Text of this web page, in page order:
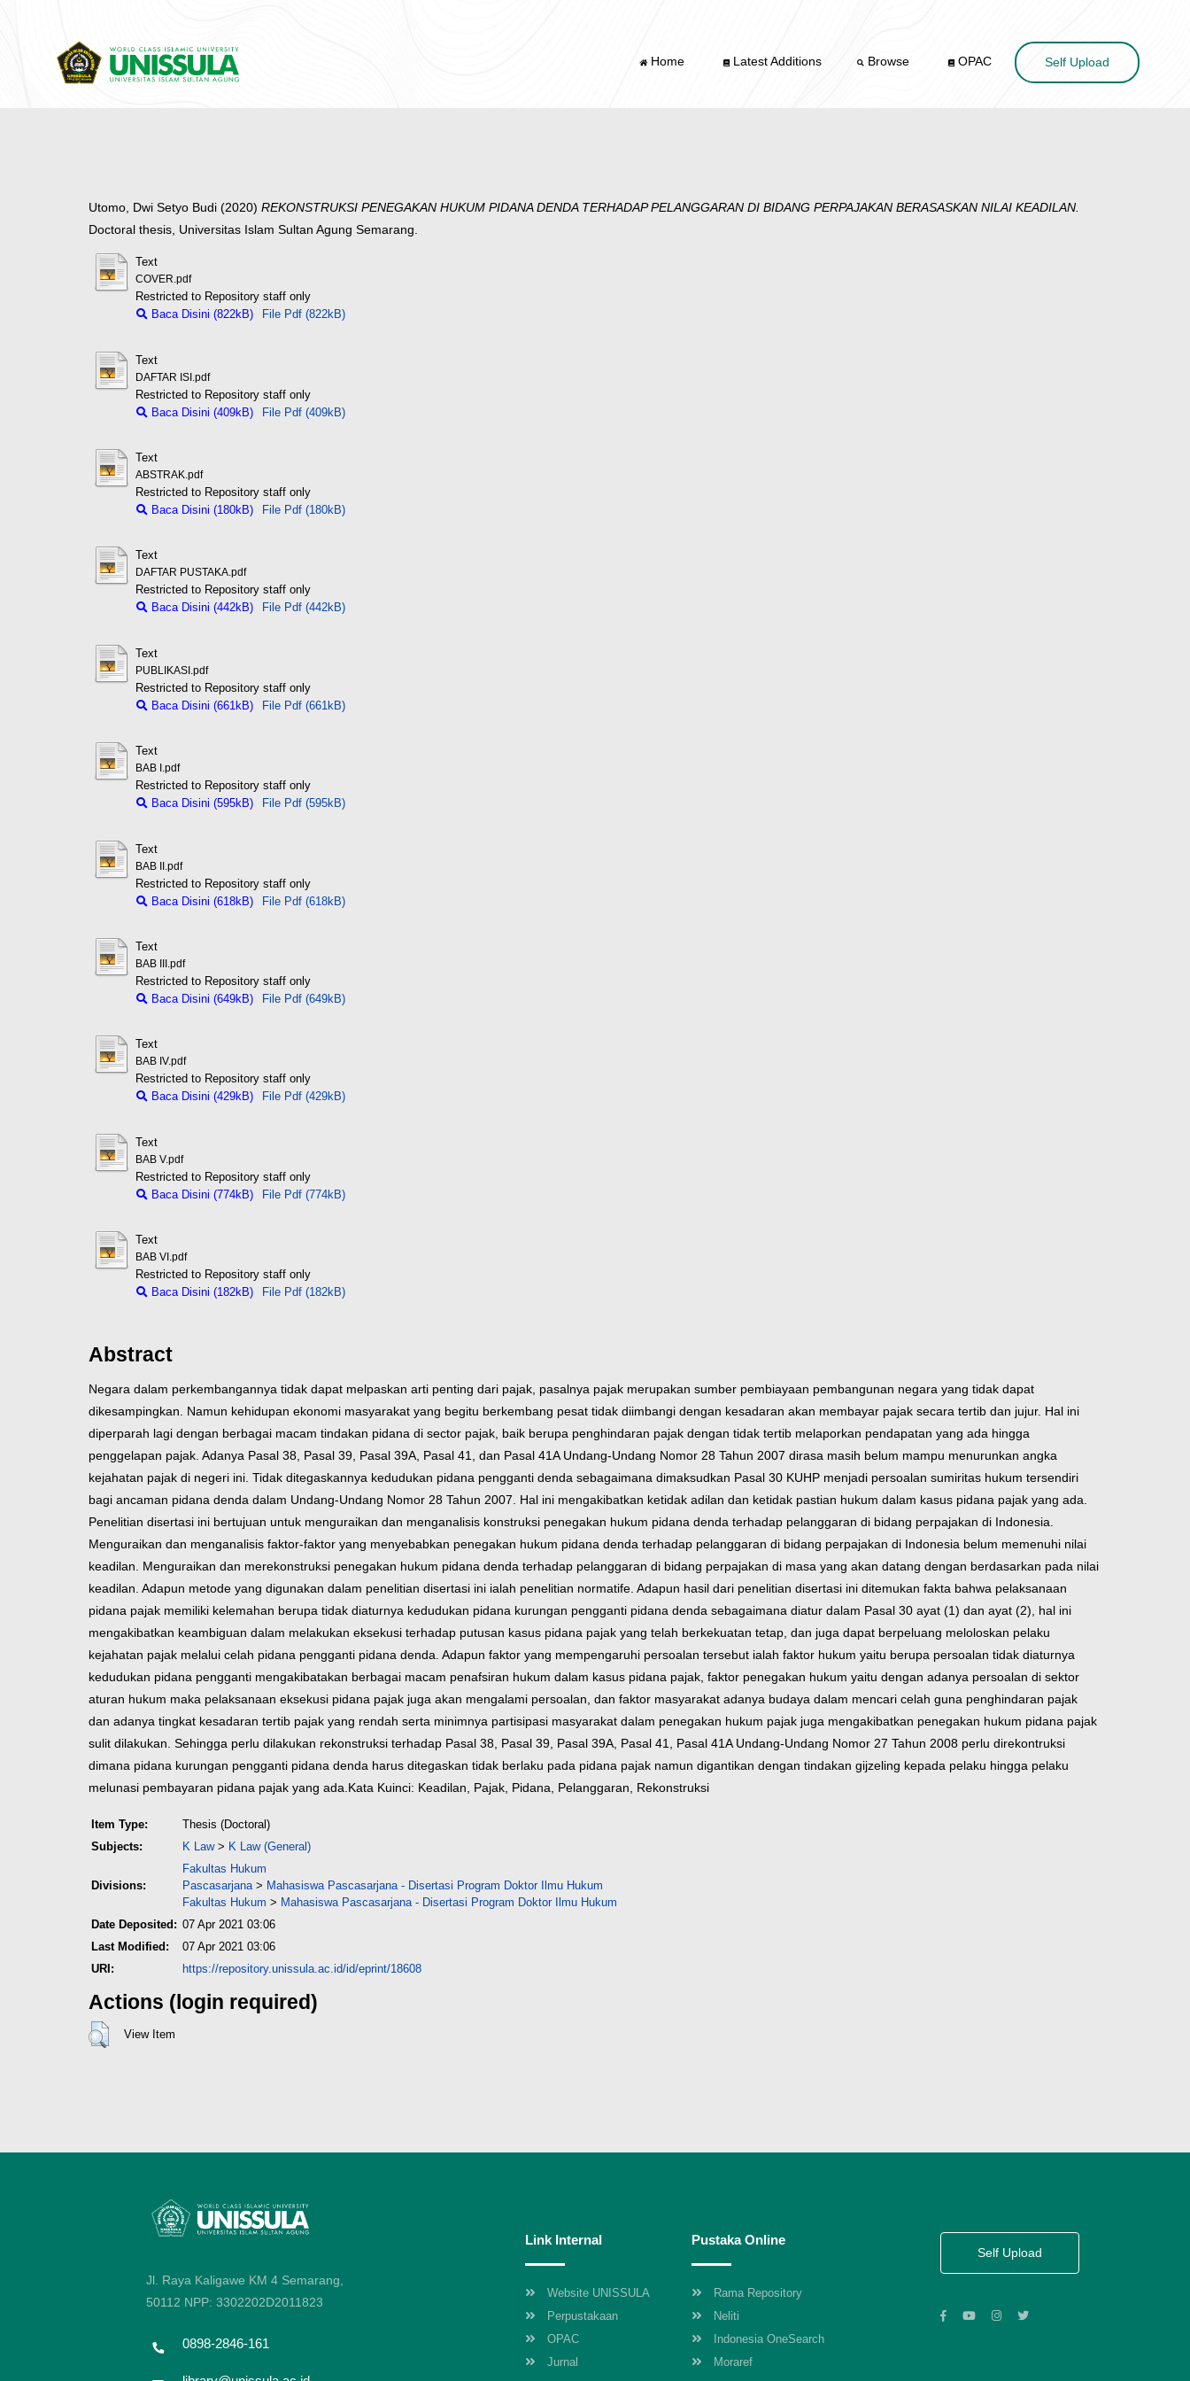
Home Latest Additions Browse OPAC Self Upload
Utomo, Dwi Setyo Budi (2020) REKONSTRUKSI PENEGAKAN HUKUM PIDANA DENDA TERHADAP PELANGGARAN DI BIDANG PERPAJAKAN BERASASKAN NILAI KEADILAN.
Doctoral thesis, Universitas Islam Sultan Agung Semarang.
Text
COVER.pdf
Restricted to Repository staff only
Baca Disini (822kB)
File Pdf (822kB)
Text
DAFTAR ISI.pdf
Restricted to Repository staff only
Baca Disini (409kB)
File Pdf (409kB)
Text
ABSTRAK.pdf
Restricted to Repository staff only
Baca Disini (180kB)
File Pdf (180kB)
Text
DAFTAR PUSTAKA.pdf
Restricted to Repository staff only
Baca Disini (442kB)
File Pdf (442kB)
Text
PUBLIKASI.pdf
Restricted to Repository staff only
Baca Disini (661kB)
File Pdf (661kB)
Text
BAB I.pdf
Restricted to Repository staff only
Baca Disini (595kB)
File Pdf (595kB)
Text
BAB II.pdf
Restricted to Repository staff only
Baca Disini (618kB)
File Pdf (618kB)
Text
BAB III.pdf
Restricted to Repository staff only
Baca Disini (649kB)
File Pdf (649kB)
Text
BAB IV.pdf
Restricted to Repository staff only
Baca Disini (429kB)
File Pdf (429kB)
Text
BAB V.pdf
Restricted to Repository staff only
Baca Disini (774kB)
File Pdf (774kB)
Text
BAB VI.pdf
Restricted to Repository staff only
Baca Disini (182kB)
File Pdf (182kB)
Abstract
Negara dalam perkembangannya tidak dapat melpaskan arti penting dari pajak, pasalnya pajak merupakan sumber pembiayaan pembangunan negara yang tidak dapat
dikesampingkan. Namun kehidupan ekonomi masyarakat yang begitu berkembang pesat tidak diimbangi dengan kesadaran akan membayar pajak secara tertib dan jujur. Hal ini
diperparah lagi dengan berbagai macam tindakan pidana di sector pajak, baik berupa penghindaran pajak dengan tidak tertib melaporkan pendapatan yang ada hingga
penggelapan pajak. Adanya Pasal 38, Pasal 39, Pasal 39A, Pasal 41, dan Pasal 41A Undang-Undang Nomor 28 Tahun 2007 dirasa masih belum mampu menurunkan angka
kejahatan pajak di negeri ini. Tidak ditegaskannya kedudukan pidana pengganti denda sebagaimana dimaksudkan Pasal 30 KUHP menjadi persoalan sumiritas hukum tersendiri
bagi ancaman pidana denda dalam Undang-Undang Nomor 28 Tahun 2007. Hal ini mengakibatkan ketidak adilan dan ketidak pastian hukum dalam kasus pidana pajak yang ada.
Penelitian disertasi ini bertujuan untuk menguraikan dan menganalisis konstruksi penegakan hukum pidana denda terhadap pelanggaran di bidang perpajakan di Indonesia.
Menguraikan dan menganalisis faktor-faktor yang menyebabkan penegakan hukum pidana denda terhadap pelanggaran di bidang perpajakan di Indonesia belum memenuhi nilai
keadilan. Menguraikan dan merekonstruksi penegakan hukum pidana denda terhadap pelanggaran di bidang perpajakan di masa yang akan datang dengan berdasarkan pada nilai
keadilan. Adapun metode yang digunakan dalam penelitian disertasi ini ialah penelitian normatife. Adapun hasil dari penelitian disertasi ini ditemukan fakta bahwa pelaksanaan
pidana pajak memiliki kelemahan berupa tidak diaturnya kedudukan pidana kurungan pengganti pidana denda sebagaimana diatur dalam Pasal 30 ayat (1) dan ayat (2), hal ini
mengakibatkan keambiguan dalam melakukan eksekusi terhadap putusan kasus pidana pajak yang telah berkekuatan tetap, dan juga dapat berpeluang meloloskan pelaku
kejahatan pajak melalui celah pidana pengganti pidana denda. Adapun faktor yang mempengaruhi persoalan tersebut ialah faktor hukum yaitu berupa persoalan tidak diaturnya
kedudukan pidana pengganti mengakibatakan berbagai macam penafsiran hukum dalam kasus pidana pajak, faktor penegakan hukum yaitu dengan adanya persoalan di sektor
aturan hukum maka pelaksanaan eksekusi pidana pajak juga akan mengalami persoalan, dan faktor masyarakat adanya budaya dalam mencari celah guna penghindaran pajak
dan adanya tingkat kesadaran tertib pajak yang rendah serta minimnya partisipasi masyarakat dalam penegakan hukum pajak juga mengakibatkan penegakan hukum pidana pajak
sulit dilakukan. Sehingga perlu dilakukan rekonstruksi terhadap Pasal 38, Pasal 39, Pasal 39A, Pasal 41, Pasal 41A Undang-Undang Nomor 27 Tahun 2008 perlu direkontruksi
dimana pidana kurungan pengganti pidana denda harus ditegaskan tidak berlaku pada pidana pajak namun digantikan dengan tindakan gijzeling kepada pelaku hingga pelaku
melunasi pembayaran pidana pajak yang ada. Kata Kuinci: Keadilan, Pajak, Pidana, Pelanggaran, Rekonstruksi
Item Type:
Thesis (Doctoral)
Subjects:
K Law> K Law (General)
Divisions:
Fakultas Hukum
Pascasarjana > Mahasiswa Pascasarjana - Disertasi Program Doktor Ilmu Hukum
Fakultas Hukum > Mahasiswa Pascasarjana - Disertasi Program Doktor Ilmu Hukum
Date Deposited: 07 Apr 2021 03:06
Last Modified:
07 Apr 2021 03:06
URI:
https://repository.unissula.ac.id/id/eprint/18608
Actions (login required)
View Item
Jl. Raya Kaligawe KM 4 Semarang,
50112 NPP: 3302202D2011823
0898-2846-161
Link Internal
Website UNISSULA
Perpustakaan
OPAC
Jurnal
Pustaka Online
Rama Repository
Neliti
Indonesia OneSearch
Moraref
Self Upload